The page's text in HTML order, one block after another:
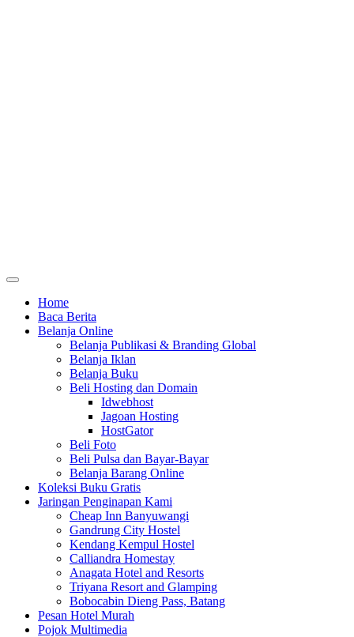
Home
Baca Berita
Belanja Online
Belanja Publikasi & Branding Global
Belanja Iklan
Belanja Buku
Beli Hosting dan Domain
Idwebhost
Jagoan Hosting
HostGator
Beli Foto
Beli Pulsa dan Bayar-Bayar
Belanja Barang Online
Koleksi Buku Gratis
Jaringan Penginapan Kami
Cheap Inn Banyuwangi
Gandrung City Hostel
Kendang Kempul Hostel
Calliandra Homestay
Anagata Hotel and Resorts
Triyana Resort and Glamping
Bobocabin Dieng Pass, Batang
Pesan Hotel Murah
Pojok Multimedia